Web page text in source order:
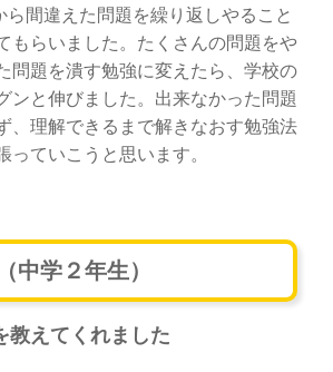
ら間違えた問題を繰り返しやること
もらいました。たくさんの問題をや
問題を潰す勉強に変えたら、学校の
ンと伸びました。出来なかった問題
、理解できるまで解きなおす勉強法
っていこうと思います。
中学２年生）
教えてくれました